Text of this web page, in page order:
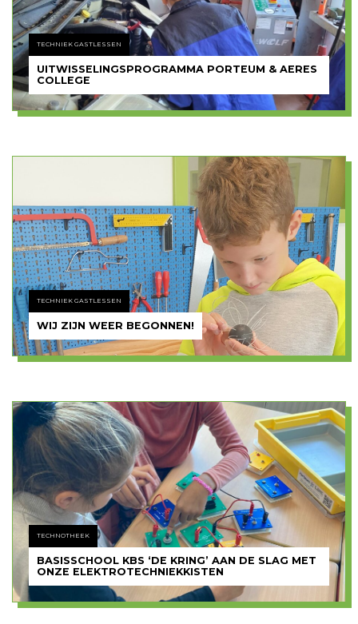
TECHNIEK GASTLESSEN
UITWISSELINGSPROGRAMMA PORTEUM & AERES
COLLEGE
TECHNIEK GASTLESSEN
WIJ ZIJN WEER BEGONNEN!
TECHNOTHEEK
BASISSCHOOL KBS ‘DE KRING’ AAN DE SLAG MET
ONZE ELEKTROTECHNIEKKISTEN